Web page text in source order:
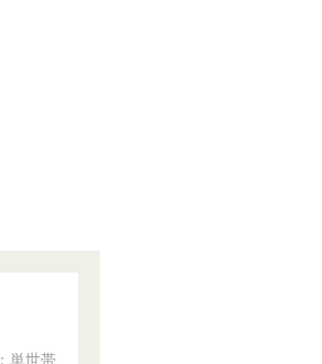
：単世帯